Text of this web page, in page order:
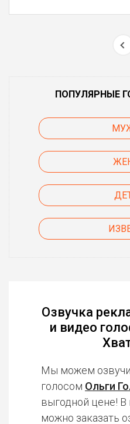
ПОПУЛЯРНЫЕ
Озвучка
и видео
Мы можем
голосом Ольги
выгодной цене!
можно заказать